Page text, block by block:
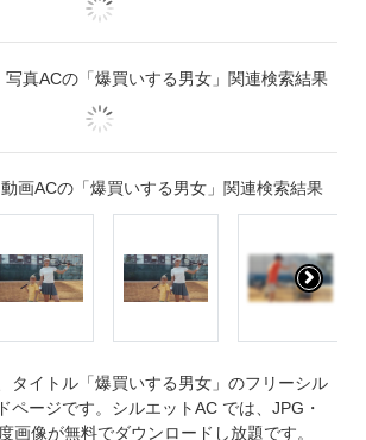
写真ACの「爆買いする男女」関連検索結果
動画ACの「爆買いする男女」関連検索結果
タイトル「爆買いする男女」のフリーシル
ページです。シルエットAC では、JPG・
画像が無料でダウンロードし放題です。